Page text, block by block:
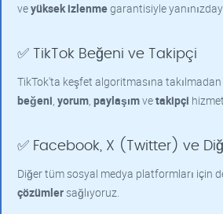
veyüksek izlenmegarantisiyle
✅ TikTok Beğeni ve Takipçi
TikTok'ta keşfet algoritmasına
beğeni, yorum, paylaşımvetakipçi
✅ Facebook, X (Twitter) ve
Diğer tüm sosyal medya platformları için
çözümlersağlıyoruz.